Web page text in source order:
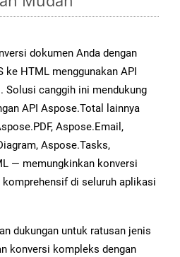
dokumen Anda dengan
ke HTML menggunakan API
Solusi canggih ini mendukung
API Aspose.Total lainnya
Aspose.Email,
Aspose.Tasks,
— memungkinkan konversi
di seluruh aplikasi
dukungan untuk ratusan jenis
konversi kompleks dengan